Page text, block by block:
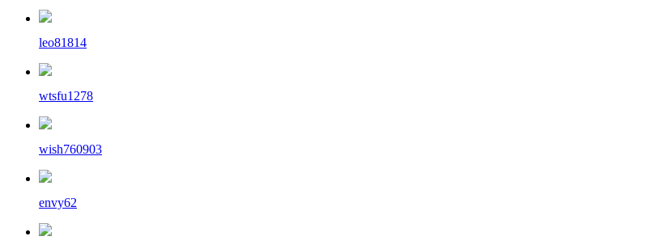
leo81814
wtsfu1278
wish760903
envy62